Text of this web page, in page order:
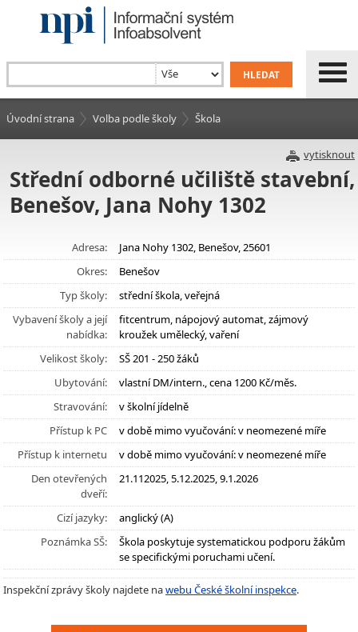
Úvodní strana Volba podle školy Škola
vytisknout
Střední odborné učiliště stavební,
Benešov, Jana Nohy 1302
Adresa:
Jana Nohy 1302, Benešov, 25601
Okres:
Benešov
Typ školy:
střední škola, veřejná
Vybavení školy a její
nabídka:
fitcentrum, nápojový automat, zájmový
kroužek umělecký, vaření
Velikost školy:
SŠ 201 - 250 žáků
Ubytování:
vlastní DM/intern., cena 1200 Kč/měs.
Stravování:
v školní jídelně
Přístup k PC
v době mimo vyučování: v neomezené míře
Přístup k internetu
v době mimo vyučování: v neomezené míře
Den otevřených
dveří:
21.112025, 5.12.2025, 9.1.2026
Cizí jazyky:
anglický (A)
Poznámka SŠ:
Škola poskytuje systematickou podporu žákům
se specifickými poruchami učení.
Inspekční zprávy školy najdete nawebu České školní inspekce.